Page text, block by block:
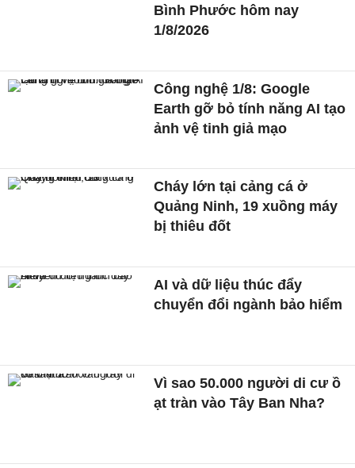
Bình Phước hôm nay
1/8/2026
Công nghệ 1/8: Google
Earth gỡ bỏ tính năng AI tạo
ảnh vệ tinh giả mạo
Cháy lớn tại cảng cá ở
Quảng Ninh, 19 xuồng máy
bị thiêu đốt
AI và dữ liệu thúc đẩy
chuyển đổi ngành bảo hiểm
Vì sao 50.000 người di cư ồ
ạt tràn vào Tây Ban Nha?